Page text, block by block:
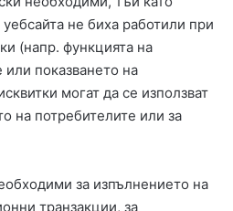
не биха работили при
(напр. функцията на
или показването на
могат да се използват
на потребителите или за
за изпълнението на
транзакции, за